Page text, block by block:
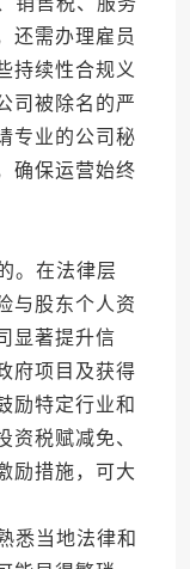
还需办理雇员
持续性合规义
司被除名的严
专业的公司秘
确保运营始终
在法律层
与股东个人资
显著提升信
府项目及获得
励特定行业和
资税赋减免、
励措施，可大
当地法律和